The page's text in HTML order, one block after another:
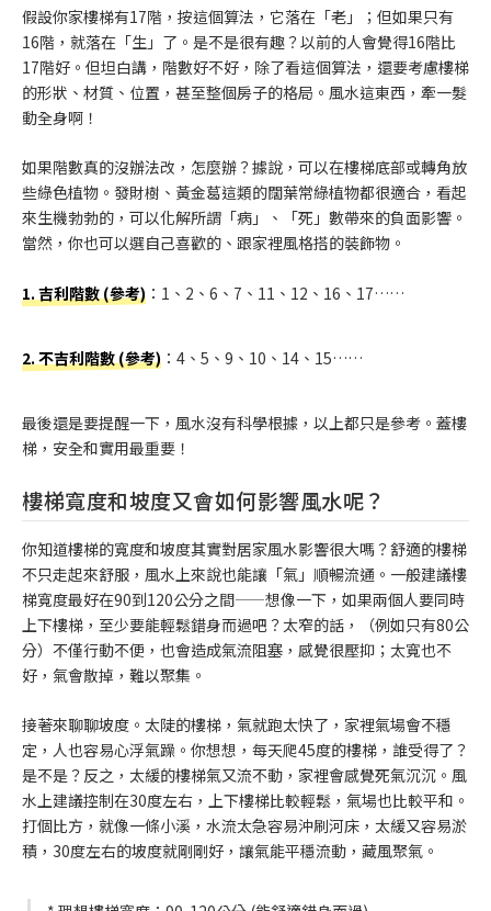
假設你家樓梯有17階，按這個算法，它落在「老」；但如果只有
16階，就落在「生」了。是不是很有趣？以前的人會覺得16階比
17階好。但坦白講，階數好不好，除了看這個算法，還要考慮樓梯
的形狀、材質、位置，甚至整個房子的格局。風水這東西，牽一髮
動全身啊！
如果階數真的沒辦法改，怎麼辦？據說，可以在樓梯底部或轉角放
些綠色植物。發財樹、黃金葛這類的闊葉常綠植物都很適合，看起
來生機勃勃的，可以化解所謂「病」、「死」數帶來的負面影響。
當然，你也可以選自己喜歡的、跟家裡風格搭的裝飾物。
1. 吉利階數 (參考) ：1、2、6、7、11、12、16、17……
2. 不吉利階數 (參考) ：4、5、9、10、14、15……
最後還是要提醒一下，風水沒有科學根據，以上都只是參考。蓋樓
梯，安全和實用最重要！
樓梯寬度和坡度又會如何影響風水呢？
你知道樓梯的寬度和坡度其實對居家風水影響很大嗎？舒適的樓梯
不只走起來舒服，風水上來說也能讓「氣」順暢流通。一般建議樓
梯寬度最好在90到120公分之間——想像一下，如果兩個人要同時
上下樓梯，至少要能輕鬆錯身而過吧？太窄的話，（例如只有80公
分）不僅行動不便，也會造成氣流阻塞，感覺很壓抑；太寬也不
好，氣會散掉，難以聚集。
接著來聊聊坡度。太陡的樓梯，氣就跑太快了，家裡氣場會不穩
定，人也容易心浮氣躁。你想想，每天爬45度的樓梯，誰受得了？
是不是？反之，太緩的樓梯氣又流不動，家裡會感覺死氣沉沉。風
水上建議控制在30度左右，上下樓梯比較輕鬆，氣場也比較平和。
打個比方，就像一條小溪，水流太急容易沖刷河床，太緩又容易淤
積，30度左右的坡度就剛剛好，讓氣能平穩流動，藏風聚氣。